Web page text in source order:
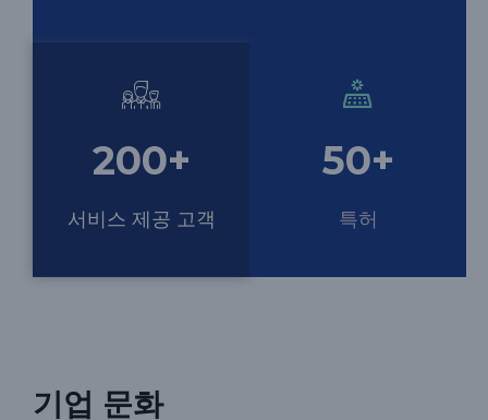
200+
서비스 제공 고객
50+
특허
기업 문화